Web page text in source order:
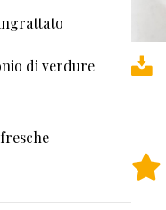
di verdure